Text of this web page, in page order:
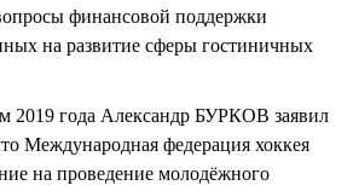
финансовой поддержки
на развитие сферы гостиничных
2019 года Александр БУРКОВ заявил
Международная федерация хоккея
на проведение молодёжного